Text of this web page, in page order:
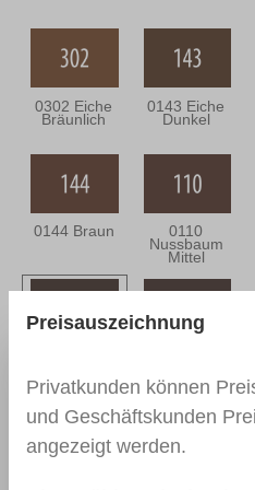
0302 Eiche
Bräunlich
0143 Eiche
Dunkel
0144 Braun 0110
Nussbaum
Mittel
Antik
Preisauszeichnung
Privatkunden können
und Geschäftskunden
angezeigt werden.